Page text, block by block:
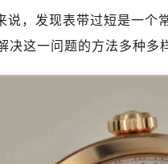
说，发现表带过短是一
决这一问题的方法多种多